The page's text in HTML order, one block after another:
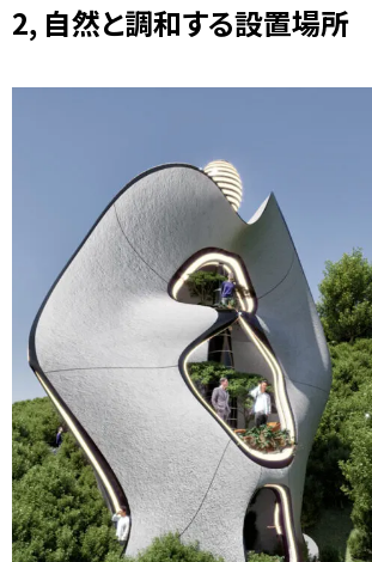
2, 自然と調和する設置場所